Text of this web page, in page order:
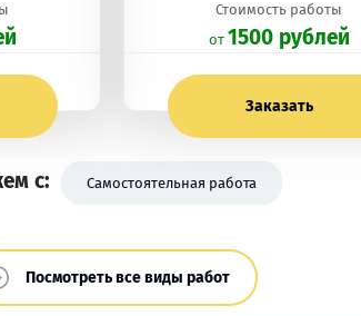
Стоимость работы
oт 1500 рублей
Заказать
с: Самостоятельная работа
Посмотреть все виды работ